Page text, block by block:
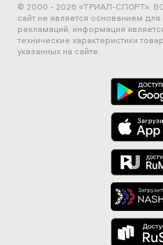
© 2000 - 2026 «ТРИАЛ-СПОРТ».
сайт не является основанием
рекламаций, информация
технические характеристики
указанных на сайте.